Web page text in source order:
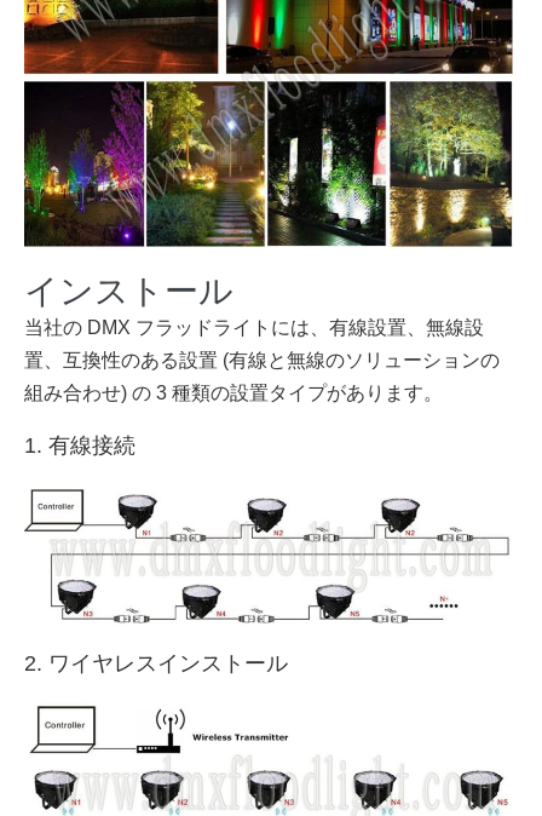
インストール
当社の DMX フラッドライトには、有線設置、無線設
置、互換性のある設置 (有線と無線のソリューションの
組み合わせ) の 3 種類の設置タイプがあります。
1. 有線接続
2. ワイヤレスインストール